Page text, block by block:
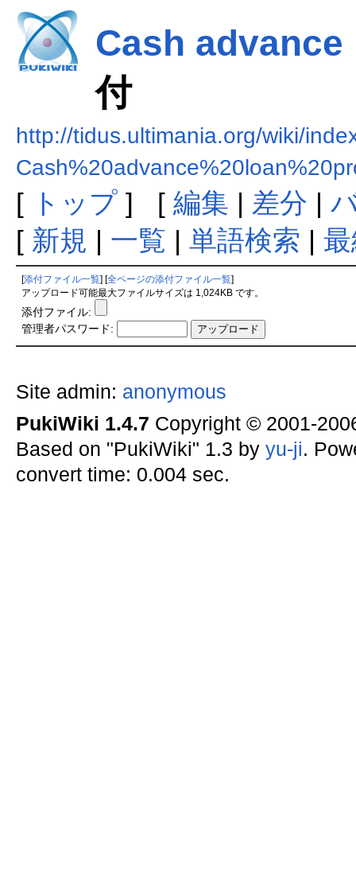
Cash
付
http://tidus.ultimania.org/wiki/
[ トップ] [ 編集 | 差分 |
[ 新規 | 一覧 | 単語検索 |
添付ファイル一覧 全ページの添付ファイル一覧
アップロード可能最大ファイルサイズは 1,024KB です。
添付ファイル:
管理者パスワード:
Site admin: anonymous
PukiWiki 1.4.7 Copyright © 2001-
Based on "PukiWiki" 1.3 by yu-ji.
convert time: 0.004 sec.